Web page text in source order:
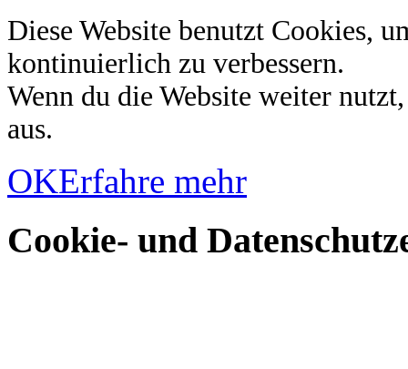
Diese Website benutzt Cookies,
kontinuierlich zu verbessern.
Wenn du die Website weiter
aus.
OKErfahre mehr
Cookie- und